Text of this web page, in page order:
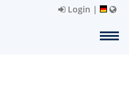
Login |